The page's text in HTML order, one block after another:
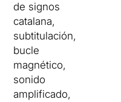
de signos
catalana,
subtitulación,
bucle
magnético,
sonido
amplificado,